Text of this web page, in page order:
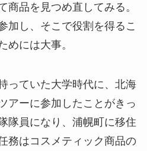
商品を見つめ直してみる。
加し、そこで役割を得るこ
めには大事。
っていた大学時代に、北海
アーに参加したことがきっ
隊員になり、浦幌町に移住
務はコスメティック商品の